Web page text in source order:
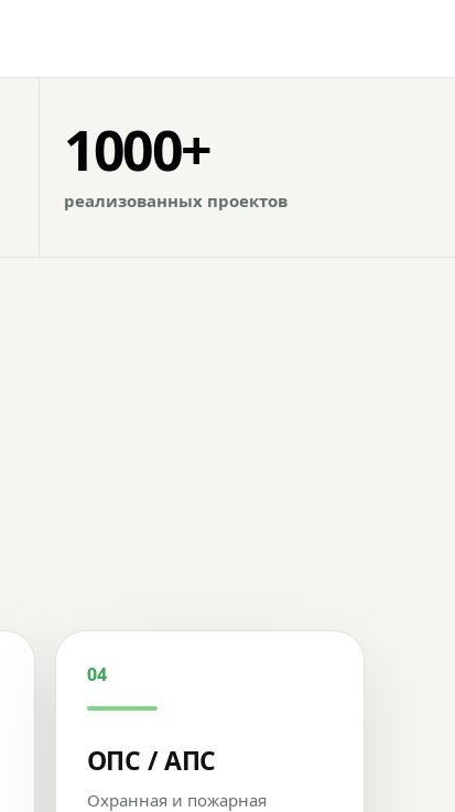
1000+
реализованных проектов
04
ОПС / АПС
Охранная и пожарная